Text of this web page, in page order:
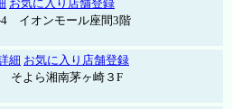
お気に入り店舗登録
4 イオンモール座間3階
細 お気に入り店舗登録
そよら湘南茅ヶ崎３F